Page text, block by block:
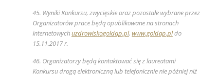
45. Wyniki Konkursu, zwycięskie oraz pozostałe wybrane przez
Organizatorów prace będą opublikowane na stronach
internetowychuzdrowiskogoldap.pl, www.goldap.pldo
15.11.2017 r.
46. Organizatorzy będą kontaktować się z laureatami
Konkursu drogą elektroniczną lub telefonicznie nie później niż